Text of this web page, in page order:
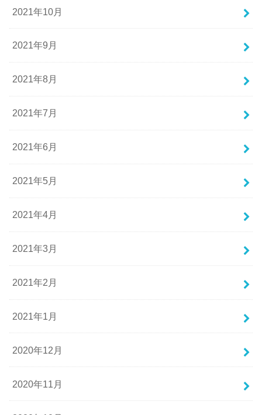
2021年10月
2021年9月
2021年8月
2021年7月
2021年6月
2021年5月
2021年4月
2021年3月
2021年2月
2021年1月
2020年12月
2020年11月